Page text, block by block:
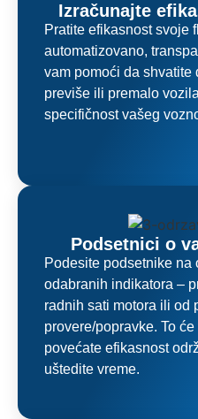
Izračunajte
Pratite efikasnost svoje
automatizovano,
vam pomoći da shvatite
previše ili premalo
specifičnost vašeg
Podsetnici o
Podesite podsetnike
odabranih indikatora –
radnih sati motora ili od
provere/popravke. To
povećate efikasnost
uštedite vreme.